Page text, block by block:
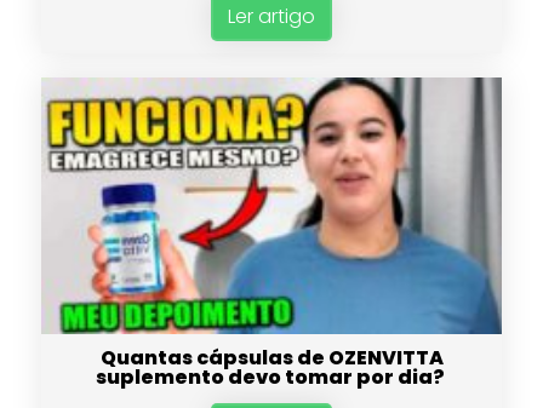
Ler artigo
Quantas cápsulas de OZENVITTA
suplemento devo tomar por dia?